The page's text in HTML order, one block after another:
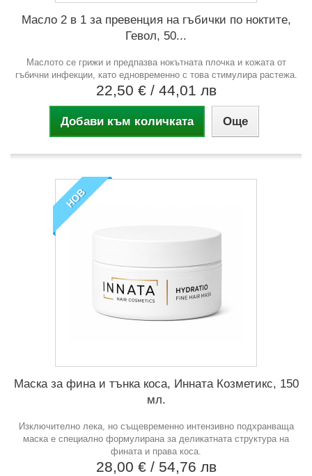
Масло 2 в 1 за превенция на гъбички по ноктите,
Гевол, 50...
Маслото се грижи и предпазва нокътната плочка и кожата от
гъбични инфекции, като едновременно с това стимулира растежа.
22,50 € / 44,01 лв
Добави към количката Още
НОВ
Маска за фина и тънка коса, Инната Козметикс, 150
мл.
Изключително лека, но същевременно интензивно подхранваща
маска е специално формулирана за деликатната структура на
фината и права коса.
28,00 € / 54,76 лв